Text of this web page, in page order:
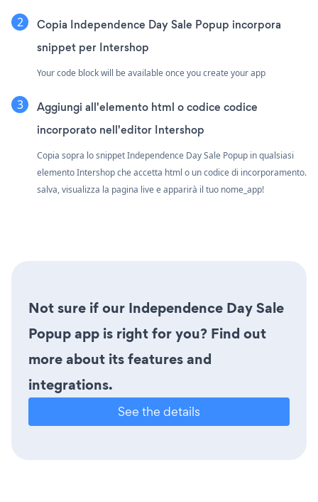
Copia Independence Day Sale Popup incorpora
snippet per Intershop
Your code block will be available once you create your app
Aggiungi all'elemento html o codice codice
incorporato nell'editor Intershop
Copia sopra lo snippet Independence Day Sale Popup in qualsiasi
elemento Intershop che accetta html o un codice di incorporamento.
salva, visualizza la pagina live e apparirà il tuo nome_app!
Not sure if our Independence Day Sale
Popup app is right for you? Find out
more about its features and
integrations.
See the details